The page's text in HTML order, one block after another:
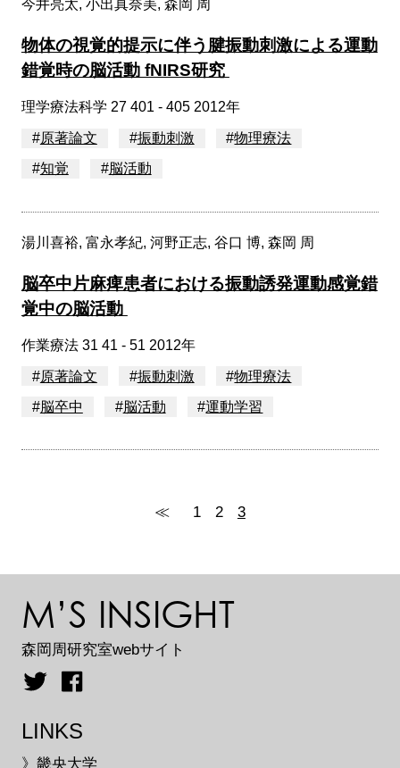
今井亮太, 小出真奈美, 森岡 周
物体の視覚的提示に伴う腱振動刺激による運動
錯覚時の脳活動 fNIRS研究
理学療法科学 27 401 - 405 2012年
#原著論文 #振動刺激 #物理療法
#知覚 #脳活動
湯川喜裕, 富永孝紀, 河野正志, 谷口 博, 森岡 周
脳卒中片麻痺患者における振動誘発運動感覚錯
覚中の脳活動
作業療法 31 41 - 51 2012年
#原著論文 #振動刺激 #物理療法
#脳卒中 #脳活動 #運動学習
≪ 1 2 3
M’S INSIGHT
森岡周研究室webサイト
LINKS
》畿央大学